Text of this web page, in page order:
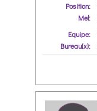
Position:
Mel:
Equipe:
Bureau(x):